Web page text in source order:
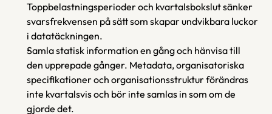
Toppbelastningsperioder och kvartalsbokslut sänker
svarsfrekvensen på sätt som skapar undvikbara luckor
i datatäckningen.
Samla statisk information en gång och hänvisa till
den upprepade gånger. Metadata, organisatoriska
specifikationer och organisationsstruktur förändras
inte kvartalsvis och bör inte samlas in som om de
gjorde det.